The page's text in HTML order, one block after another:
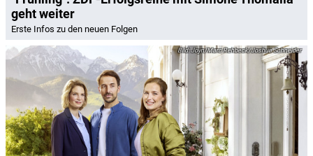
geht weiter
Erste Infos zu den neuen Folgen
Joyn/Marc Rehbeck/Joshua Schneider